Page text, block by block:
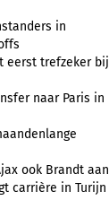
in
eerst trefzeker bij
naar Paris in
ook Brandt aan
carrière in Turijn